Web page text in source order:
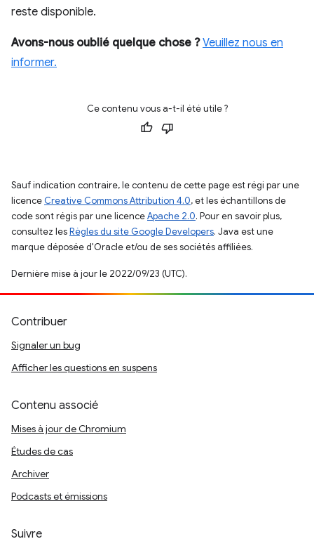
reste disponible.
Avons-nous oublié quelque chose ? Veuillez nous en
informer.
Ce contenu vous a-t-il été utile ?
Sauf indication contraire, le contenu de cette page est régi par une
licence Creative Commons Attribution 4.0, et les échantillons de
code sont régis par une licenceApache 2.0. Pour en savoir plus,
consultez lesRègles du site Google Developers. Java est une
marque déposée d'Oracle et/ou de ses sociétés affiliées.
Dernière mise à jour le 2022/09/23 (UTC).
Contribuer
Signaler un bug
Afficher les questions en suspens
Contenu associé
Mises à jour de Chromium
Études de cas
Archiver
Podcasts et émissions
Suivre